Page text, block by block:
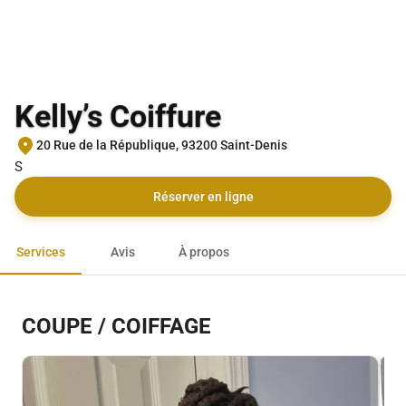
Kelly’s Coiffure
20 Rue de la République, 93200 Saint-Denis
S
Réserver en ligne
Services Avis À propos
COUPE / COIFFAGE